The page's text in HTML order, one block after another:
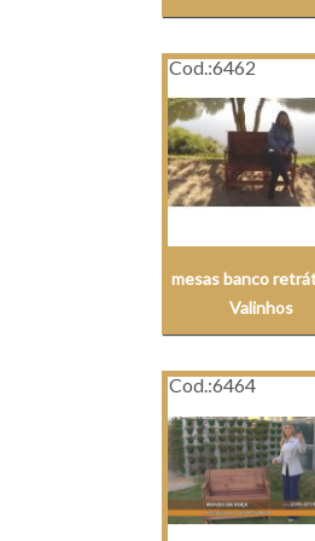
Cod.:6462
mesas banco
Valinhos
Cod.:6464